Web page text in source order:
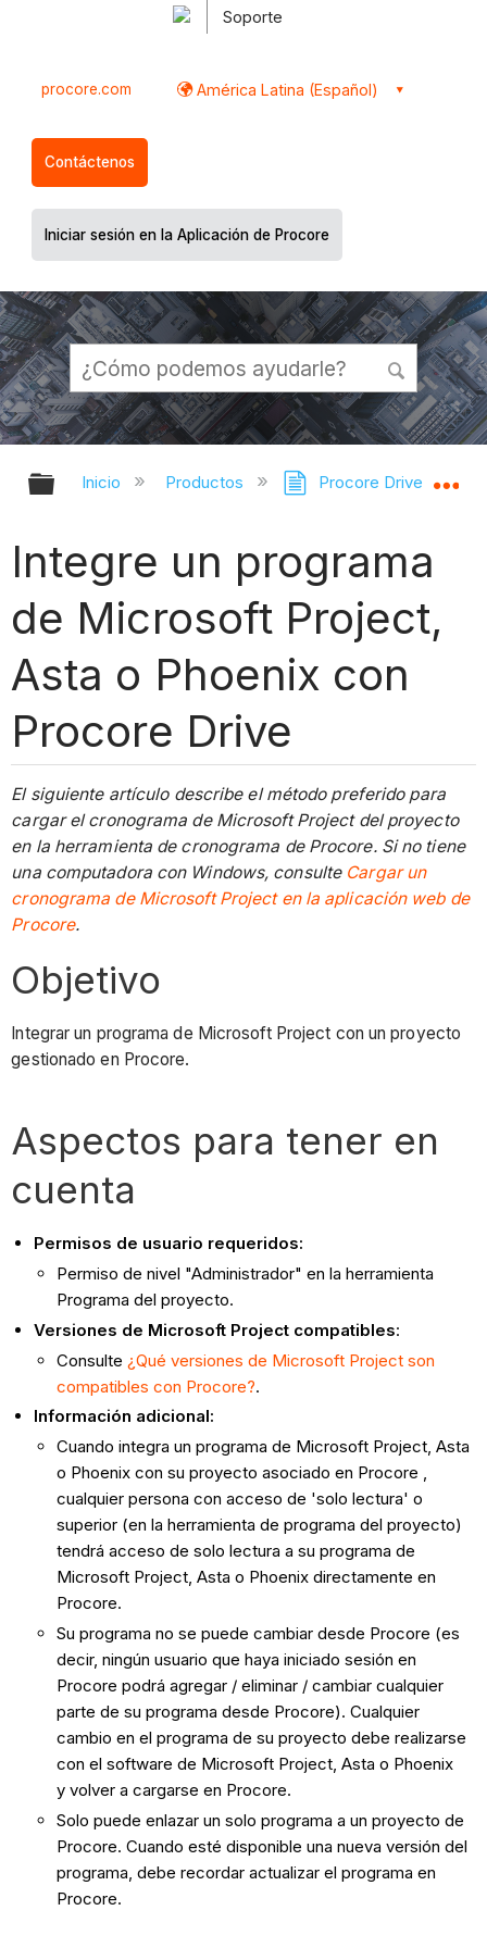
Soporte
procore.com América Latina (Español)
Contáctenos
Iniciar sesión en la Aplicación de Procore
Expandir/contraer jerarquía global
Inicio Productos Procore Drive
Integre un programa
de Microsoft Project,
Asta o Phoenix con
Procore Drive
El siguiente artículo describe el método preferido para
cargar el cronograma de Microsoft Project del proyecto
en la herramienta de cronograma de Procore. Si no tiene
una computadora con Windows, consulte Cargar un
cronograma de Microsoft Project en la aplicación web de
Procore.
Objetivo
Integrar un programa de Microsoft Project con un proyecto
gestionado en Procore.
Aspectos para tener en
cuenta
Permisos de usuario requeridos:
Permiso de nivel "Administrador" en la herramienta
Programa del proyecto.
Versiones de Microsoft Project compatibles:
Consulte ¿Qué versiones de Microsoft Project son
compatibles con Procore?.
Información adicional:
Cuando integra un programa de Microsoft Project, Asta
o Phoenix con su proyecto asociado en Procore ,
cualquier persona con acceso de 'solo lectura' o
superior (en la herramienta de programa del proyecto)
tendrá acceso de solo lectura a su programa de
Microsoft Project, Asta o Phoenix directamente en
Procore.
Su programa no se puede cambiar desde Procore (es
decir, ningún usuario que haya iniciado sesión en
Procore podrá agregar / eliminar / cambiar cualquier
parte de su programa desde Procore). Cualquier
cambio en el programa de su proyecto debe realizarse
con el software de Microsoft Project, Asta o Phoenix
y volver a cargarse en Procore.
Solo puede enlazar un solo programa a un proyecto de
Procore. Cuando esté disponible una nueva versión del
programa, debe recordar actualizar el programa en
Procore.